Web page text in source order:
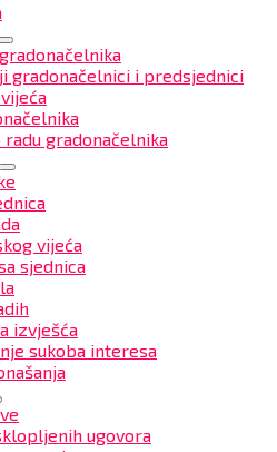
gradonačelnici i predsjednici
radu gradonačelnika
vijeća
sjednica
izvješća
sukoba interesa
ugovora